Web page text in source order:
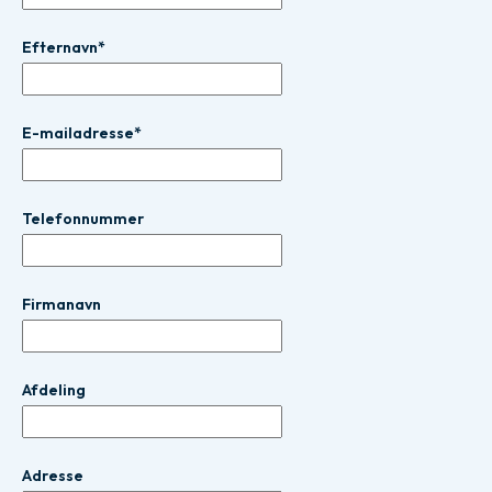
Efternavn*
E-mailadresse*
Telefonnummer
Firmanavn
Afdeling
Adresse